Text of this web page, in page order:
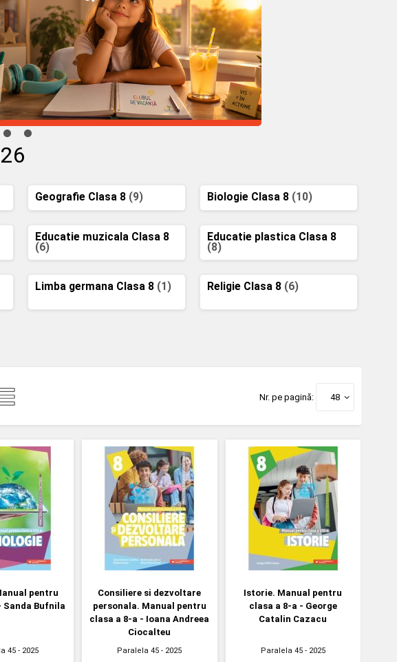
Geografie Clasa 8 (9) Biologie Clasa 8 (10)
Educatie muzicala Clasa 8
(6)
Educatie plastica Clasa 8
(8)
Limba germana Clasa 8 (1) Religie Clasa 8 (6)
Nr. pe pagină: 48
pentru
Sanda Bufnila
45 - 2025
Consiliere si dezvoltare
personala. Manual pentru
clasa a 8-a - Ioana Andreea
Ciocalteu
Paralela 45 - 2025
Istorie. Manual pentru
clasa a 8-a - George
Catalin Cazacu
Paralela 45- 2025